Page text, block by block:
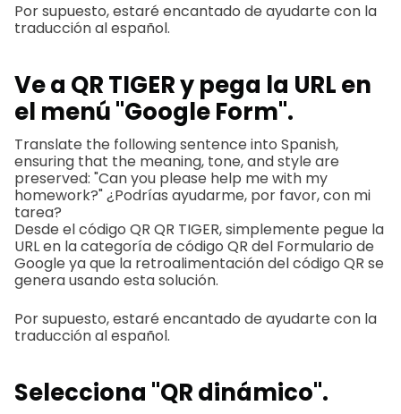
Por supuesto, estaré encantado de ayudarte con la
traducción al español.
Ve a QR TIGER y pega la URL en
el menú "Google Form".
Translate the following sentence into Spanish,
ensuring that the meaning, tone, and style are
preserved: "Can you please help me with my
homework?" ¿Podrías ayudarme, por favor, con mi
tarea?
Desde el código QR QR TIGER, simplemente pegue la
URL en la categoría de código QR del Formulario de
Google ya que la retroalimentación del código QR se
genera usando esta solución.
Por supuesto, estaré encantado de ayudarte con la
traducción al español.
Selecciona "QR dinámico".